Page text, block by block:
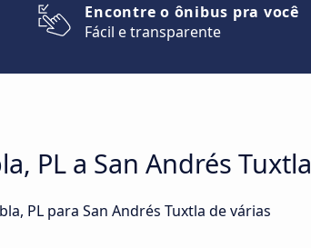
Encontre o ônibus pra você
Fácil e transparente
PL a San Andrés Tuxtla
PL para San Andrés Tuxtla de várias